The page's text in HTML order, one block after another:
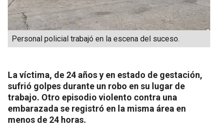
Personal policial trabajó en la escena del suceso.
La víctima, de 24 años y en estado de gestación,
sufrió golpes durante un robo en su lugar de
trabajo. Otro episodio violento contra una
embarazada se registró en la misma área en
menos de 24 horas.